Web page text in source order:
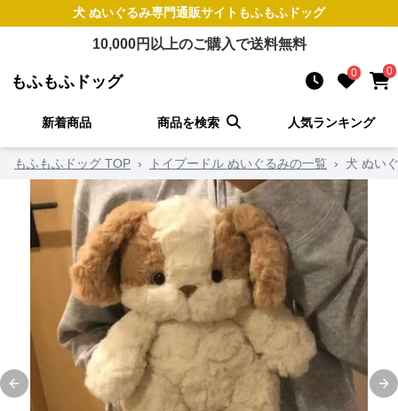
犬 ぬいぐるみ専門通販サイト もふもふドッグ
10,000円以上のご購入で送料無料
もふもふドッグ 0 0
新着商品 商品を検索 人気ランキング
もふもふドッグ TOP › トイプードル ぬいぐるみの一覧 › 犬 ぬい
Previous slide